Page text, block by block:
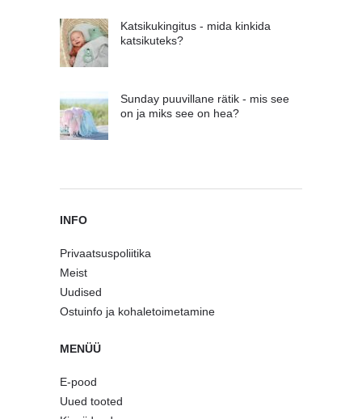
Katsikukingitus - mida kinkida
katsikuteks?
Sunday puuvillane rätik - mis see
on ja miks see on hea?
INFO
Privaatsuspoliitika
Meist
Uudised
Ostuinfo ja kohaletoimetamine
MENÜÜ
E-pood
Uued tooted